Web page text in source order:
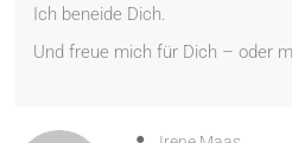
Ich beneide Dich.
Und freue mich für Dich – oder